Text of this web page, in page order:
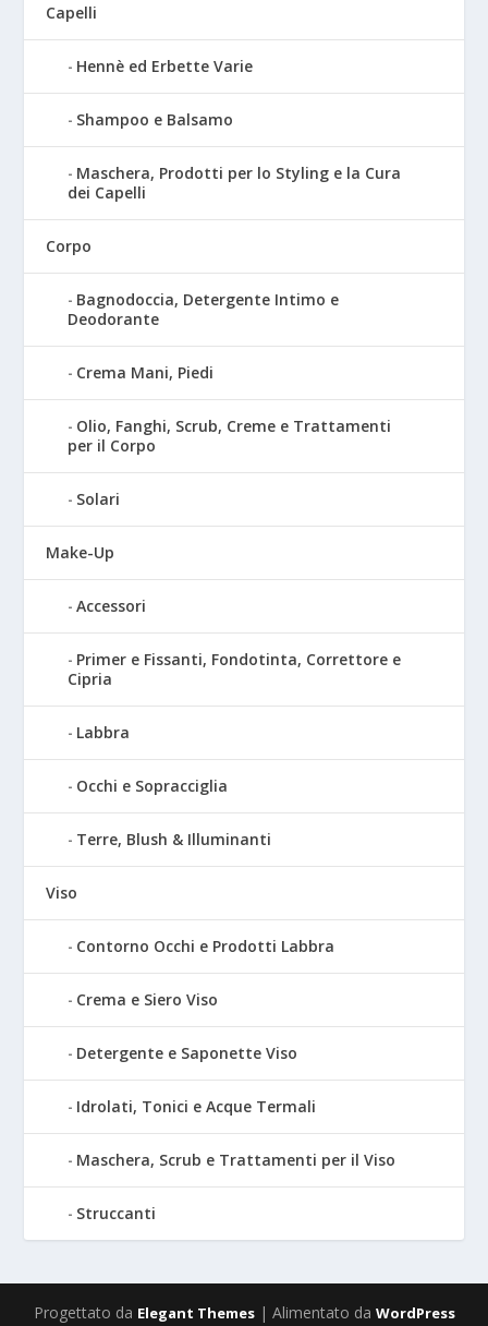
Capelli
Hennè ed Erbette Varie
Shampoo e Balsamo
Maschera, Prodotti per lo Styling e la Cura
dei Capelli
Corpo
Bagnodoccia, Detergente Intimo e
Deodorante
Crema Mani, Piedi
Olio, Fanghi, Scrub, Creme e Trattamenti
per il Corpo
Solari
Make-Up
Accessori
Primer e Fissanti, Fondotinta, Correttore e
Cipria
Labbra
Occhi e Sopracciglia
Terre, Blush & Illuminanti
Viso
Contorno Occhi e Prodotti Labbra
Crema e Siero Viso
Detergente e Saponette Viso
Idrolati, Tonici e Acque Termali
Maschera, Scrub e Trattamenti per il Viso
Struccanti
Progettato da Elegant Themes| Alimentato da WordPress